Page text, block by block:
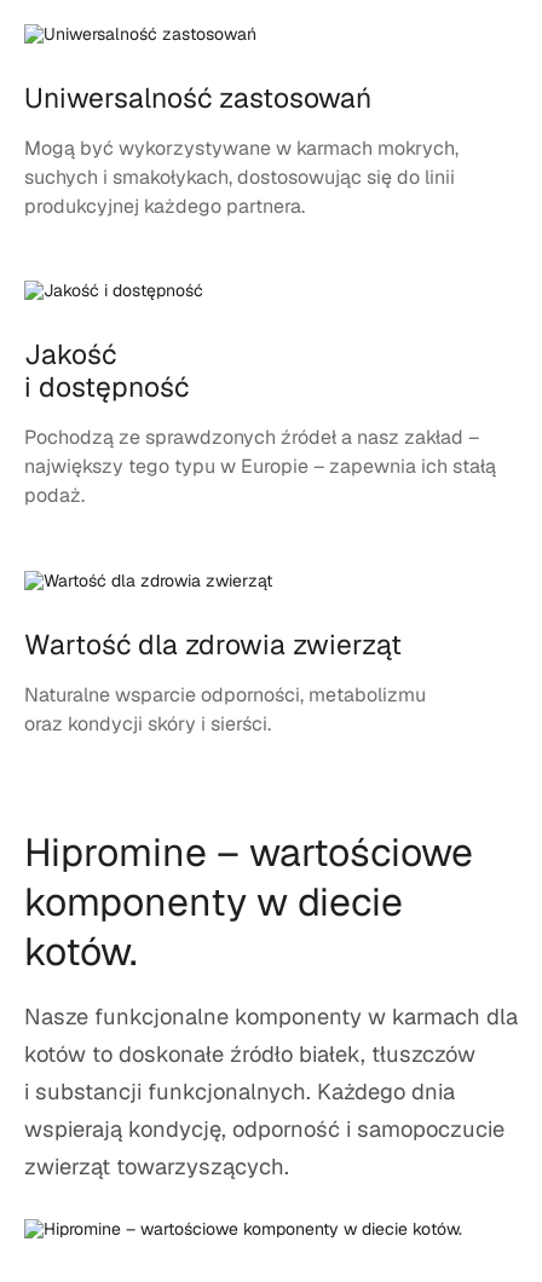
Uniwersalność zastosowań
Mogą być wykorzystywane w karmach mokrych,
suchych i smakołykach, dostosowując się do linii
produkcyjnej każdego partnera.
Jakość
i dostępność
Pochodzą ze sprawdzonych źródeł a nasz zakład –
największy tego typu w Europie – zapewnia ich stałą
podaż.
Wartość dla zdrowia zwierząt
Naturalne wsparcie odporności, metabolizmu
oraz kondycji skóry i sierści.
Hipromine – wartościowe
komponenty w diecie
kotów.
Nasze funkcjonalne komponenty w karmach dla
kotów to doskonałe źródło białek, tłuszczów
i substancji funkcjonalnych. Każdego dnia
wspierają kondycję, odporność i samopoczucie
zwierząt towarzyszących.